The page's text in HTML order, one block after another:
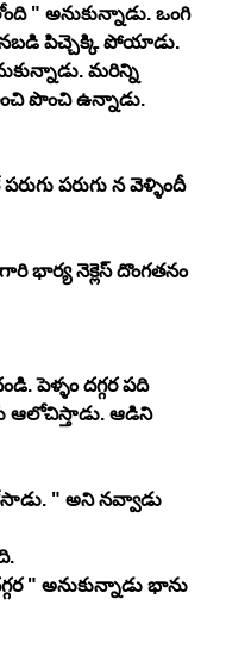
" అనుకున్నాడు. ఒంగి
పిచ్చెక్కి పోయాడు.
మరిన్ని
పొంచి ఉన్నాడు.
పరుగు న వెళ్ళిందీ
భార్య నెక్లెస్ దొంగతనం
దగ్గర పది
ఆలోచిస్తాడు. ఆడిని
" అని నవ్వాడు
" అనుకున్నాడు భాను